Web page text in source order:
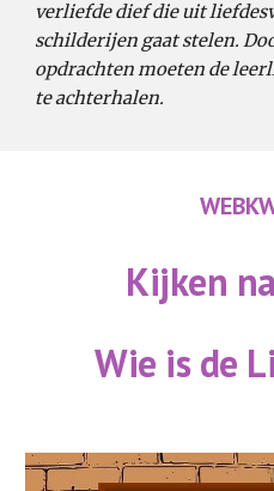
verliefde dief die uit
schilderijen gaat stelen.
opdrachten moeten de
te achterhalen.
Kijken
Wie is de